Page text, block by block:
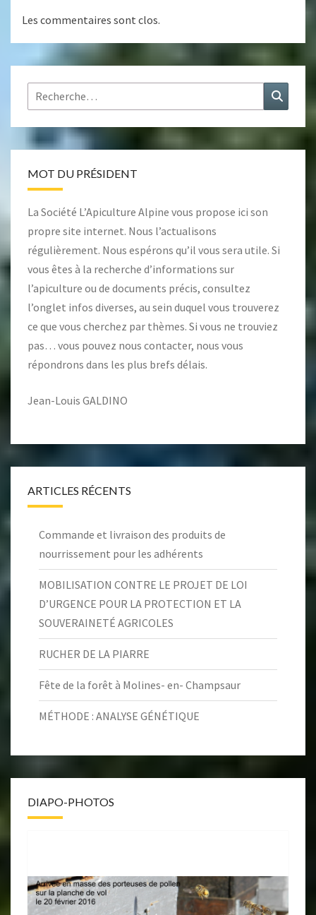
Les commentaires sont clos.
Rechercher :
MOT DU PRÉSIDENT
La Société L’Apiculture Alpine vous propose ici son
propre site internet. Nous l’actualisons
régulièrement. Nous espérons qu’il vous sera utile. Si
vous êtes à la recherche d’informations sur
l’apiculture ou de documents précis, consultez
l’onglet infos diverses, au sein duquel vous trouverez
ce que vous cherchez par thèmes. Si vous ne trouviez
pas… vous pouvez nous contacter, nous vous
répondrons dans les plus brefs délais.
Jean-Louis GALDINO
ARTICLES RÉCENTS
Commande et livraison des produits de
nourrissement pour les adhérents
MOBILISATION CONTRE LE PROJET DE LOI
D’URGENCE POUR LA PROTECTION ET LA
SOUVERAINETÉ AGRICOLES
RUCHER DE LA PIARRE
Fête de la forêt à Molines- en- Champsaur
MÉTHODE : ANALYSE GÉNÉTIQUE
DIAPO-PHOTOS